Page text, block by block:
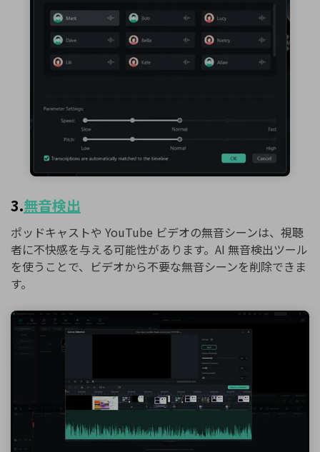
3.無音検出
ポッドキャストや YouTube ビデオの無音シーンは、視聴
者に不快感を与える可能性があります。AI 無音検出ツール
を使うことで、ビデオから不要な無音シーンを削除できま
す。